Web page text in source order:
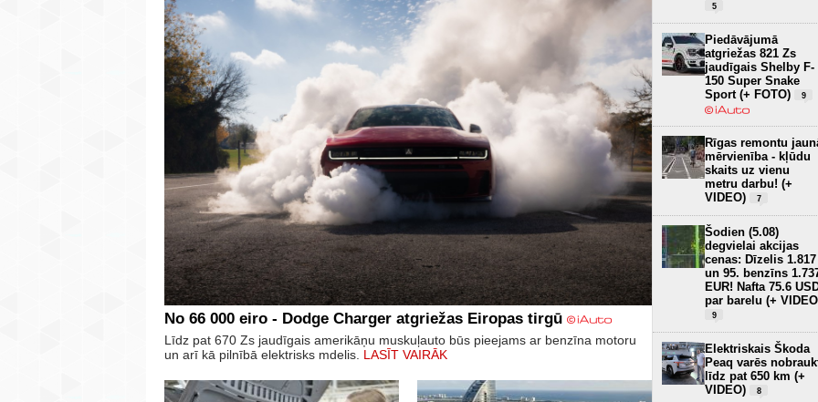
No 66 000 eiro - Dodge Charger atgriežas Eiropas tirgū
Līdz pat 670 Zs jaudīgais amerikāņu muskuļauto būs pieejams ar benzīna motoru
un arī kā pilnībā elektrisks mdelis. LASĪT VAIRĀK
5
Piedāvājumā
atgriežas 821 Zs
jaudīgais Shelby F-
150 Super Snake
Sport (+ FOTO)
9
Rīgas remontu
mērvienība - kļūdu
skaits uz vienu
metru darbu! (+
VIDEO)
7
Šodien (5.08)
degvielai akcijas
cenas: Dīzelis 1.817
un 95. benzīns
EUR! Nafta 75.6
par barelu (+
9
Elektriskais Škoda
Peaq varēs
līdz pat 650 km (+
VIDEO)
8